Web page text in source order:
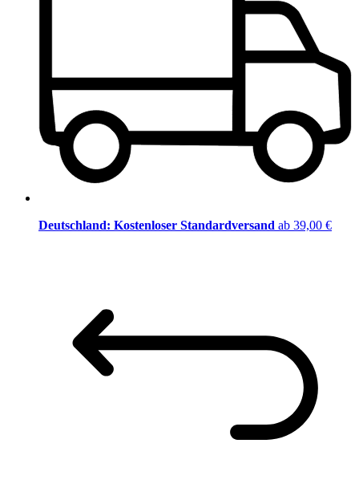
Deutschland: Kostenloser Standardversand ab 39,00 €